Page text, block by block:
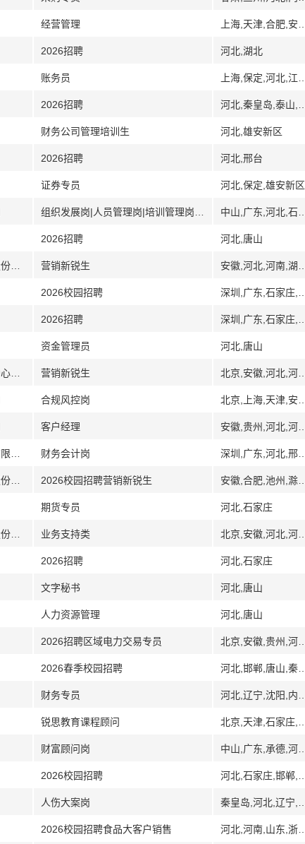
经营管理
2026招聘 河北,湖北
账务员
2026招聘
财务公司管理培训生 河北,雄安新区
2026招聘 河北,邢台
证券专员 河北,保定,雄安新区
2026招聘 河北,唐山
营销新锐生
2026校园招聘
2026招聘
资金管理员 河北,唐山
营销新锐生
合规风控岗
客户经理
财务会计岗
2026校园招聘营销新锐生
期货专员 河北,石家庄
业务支持类
2026招聘 河北,石家庄
文字秘书 河北,唐山
人力资源管理 河北,唐山
2026招聘区域电力交易专员
2026春季校园招聘
财务专员
锐思教育课程顾问
财富顾问岗
2026校园招聘
人伤大案岗
2026校园招聘食品大客户销售